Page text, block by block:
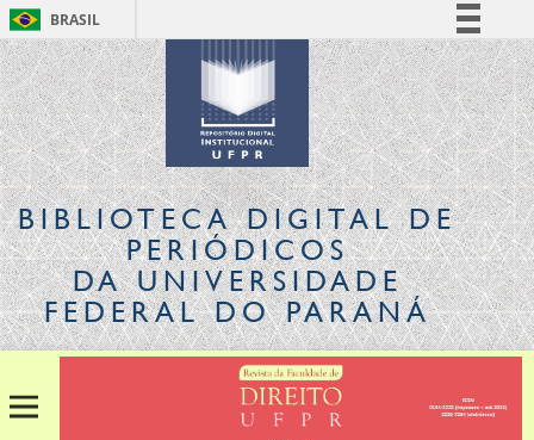
BRASIL
Simplifique!
Comunica BR
Participe
Acesso à informação
Legislação
Canais
BIBLIOTECA DIGITALDE
PERIÓDICOS
DA UNIVERSIDADE
FEDERAL DO PARANÁ